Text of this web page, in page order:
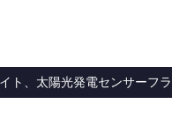
ト、太陽光発電センサーフ